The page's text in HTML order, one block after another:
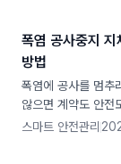
폭염 공사중지
방법
폭염에 공사를 멈추
않으면 계약도 안전
지 짚었습니다.
스마트 안전관리